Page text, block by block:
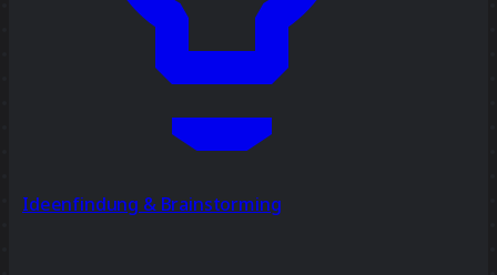
Ideenfindung & Brainstorming